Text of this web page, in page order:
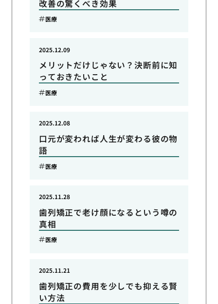
改善の驚くべき効果
医療
メリットだけじゃない？決断前に知
っておきたいこと
2025.12.09
医療
口元が変われば人生が変わる彼の物
語
2025.12.08
医療
歯列矯正で老け顔になるという噂の
真相
2025.11.28
医療
歯列矯正の費用を少しでも抑える賢
い方法
2025.11.21